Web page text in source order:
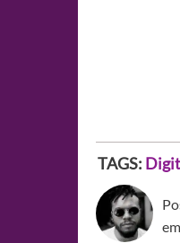
TAGS:
em